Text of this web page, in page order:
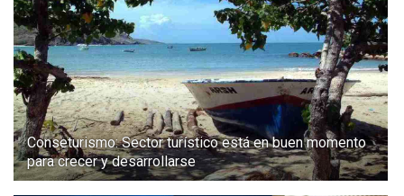
Conseturismo: Sector turístico está en buen momento
para crecer y desarrollarse